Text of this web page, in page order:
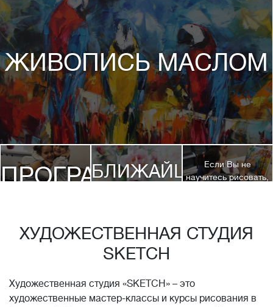
ЖИВОПИСЬ МАСЛОМ
ПРОГРАММЫ
БЛИЖАЙШИЕЕсли Вы не
научитесь рисовать,
стоимость обучения!*
ХУДОЖЕСТВЕННАЯ СТУДИЯ
SKETCH
Художественная студия «SKETCH» – это
художественные мастер-классы и курсы рисования в